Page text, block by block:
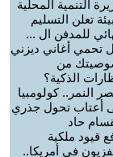
التنمية المحلية
تعلن التسليم
للمدفن ال ...
تحمي أغاني ديزني
من
الذكية؟
النمر.. كولومبيا
أعتاب تحول جذري
حاد
قيود ملكية
في أمريكا..